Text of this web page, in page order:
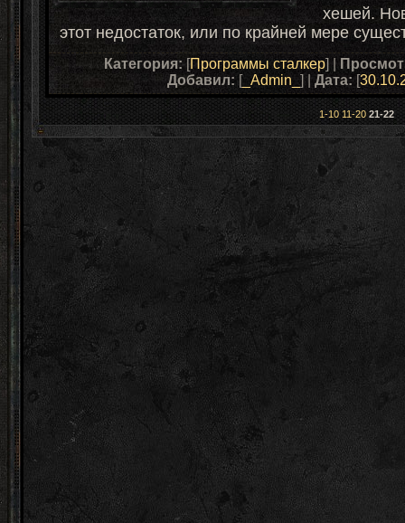
хешей.
этот недостаток, или по крайней мере
Категория:[Программы сталкер] |
Добавил: [_Admin_ ] | Дата: [
1-10 11-20 21-22